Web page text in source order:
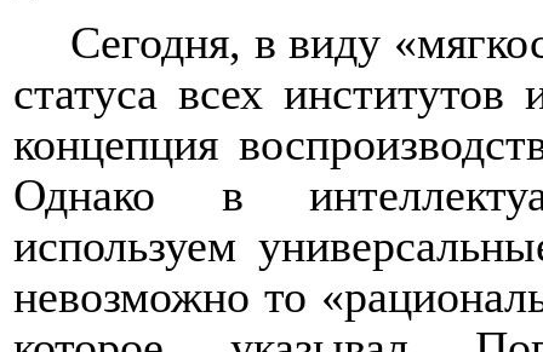
Сегодня, в виду
статуса всех институтов
концепция
Однако в
используем
невозможно то